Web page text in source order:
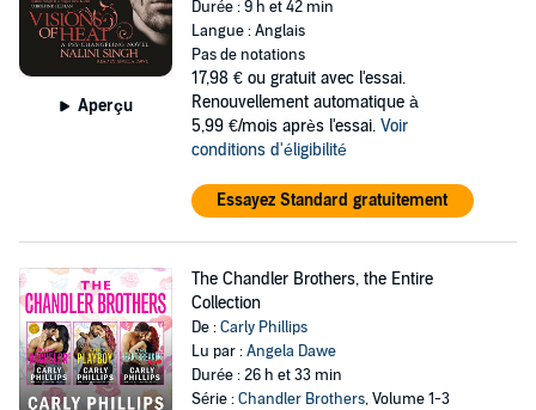
Aperçu
Durée : 9 h et 42 min
Langue : Anglais
Pas de notations
17,98 € ou gratuit avec l'essai.
Renouvellement automatique à
5,99 €/mois après l'essai. Voir
conditions d'éligibilité
Essayez Standard gratuitement
The Chandler Brothers, the Entire
Collection
De :Carly Phillips
Lu par :Angela Dawe
Durée : 26 h et 33 min
Série :Chandler Brothers, Volume 1-3